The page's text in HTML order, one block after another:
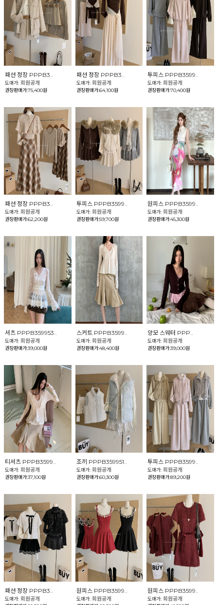
패션 정장 PPPB3..
도매가: 회원공개
권장판매가:75,400원
패션 정장 PPPB3..
도매가: 회원공개
권장판매가:64,100원
투피스 PPPB3599..
도매가:회원공개
권장판매가:70,400원
패션 정장 PPPB3..
도매가: 회원공개
권장판매가:62,200원
투피스 PPPB3599..
도매가: 회원공개
권장판매가:59,700원
원피스 PPPB3599..
도매가:회원공개
권장판매가:45,300원
셔츠 PPPB359953..
도매가: 회원공개
권장판매가:39,000원
스커트 PPPB3599..
도매가: 회원공개
권장판매가:48,400원
양모 스웨터 PPP..
도매가:회원공개
권장판매가:39,000원
티셔츠 PPPB3599..
도매가: 회원공개
권장판매가:37,100원
조끼 PPPB359951..
도매가: 회원공개
권장판매가:60,300원
투피스 PPPB3599..
도매가:회원공개
권장판매가:89,200원
패션 정장 PPPB3..
도매가: 회원공개
원피스 PPPB3599..
도매가: 회원공개
원피스 PPPB3599..
도매가:회원공개